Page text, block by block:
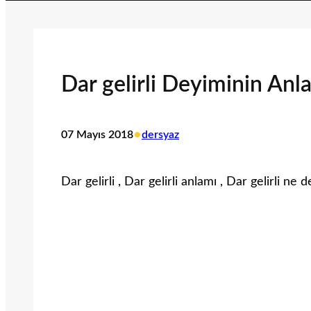
Dar gelirli Deyiminin
07 Mayıs 2018•dersyaz
Dar gelirli , Dar gelirli anlamı , Dar gelirli ne